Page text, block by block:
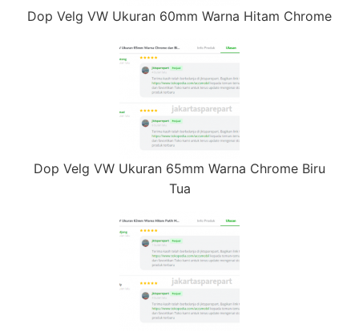
Dop Velg VW Ukuran 60mm Warna Hitam Chrome
Dop Velg VW Ukuran 65mm Warna Chrome Biru
Tua